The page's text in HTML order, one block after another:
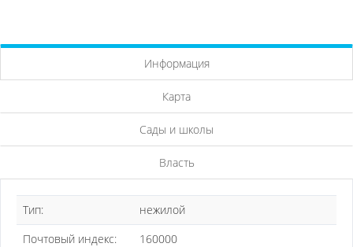
Информация
Карта
Сады и школы
Власть
Тип:
нежилой
Почтовый индекс:
160000